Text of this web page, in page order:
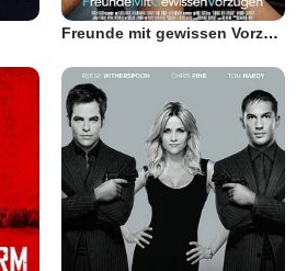
Freunde mit gewissen Vorzügen